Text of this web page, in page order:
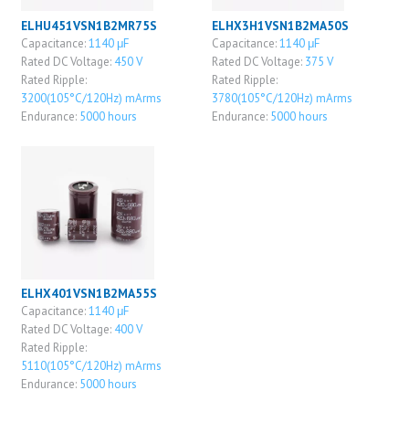
ELHU451VSN1B2MR75S
Capacitance:1140 μF
Rated DC Voltage: 450 V
Rated Ripple:
3200(105°C/120Hz) mArms
Endurance: 5000 hours
ELHX3H1VSN1B2MA50S
Capacitance:1140 μF
Rated DC Voltage: 375 V
Rated Ripple:
3780(105°C/120Hz) mArms
Endurance: 5000 hours
ELHX401VSN1B2MA55S
Capacitance:1140 μF
Rated DC Voltage: 400 V
Rated Ripple:
5110(105°C/120Hz) mArms
Endurance: 5000 hours